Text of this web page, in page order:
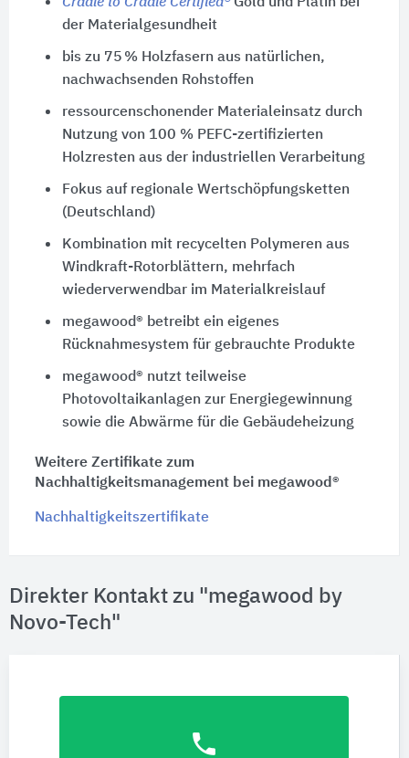
der Materialgesundheit
bis zu 75 % Holzfasern aus natürlichen,
nachwachsenden Rohstoffen
ressourcenschonender Materialeinsatz durch
Nutzung von 100 % PEFC-zertifizierten
Holzresten aus der industriellen Verarbeitung
Fokus auf regionale Wertschöpfungsketten
(Deutschland)
Kombination mit recycelten Polymeren aus
Windkraft-Rotorblättern, mehrfach
wiederverwendbar im Materialkreislauf
megawood® betreibt ein eigenes
Rücknahmesystem für gebrauchte Produkte
megawood® nutzt teilweise
Photovoltaikanlagen zur Energiegewinnung
sowie die Abwärme für die Gebäudeheizung
Weitere Zertifikate zum
Nachhaltigkeitsmanagement bei megawood®
Nachhaltigkeitszertifikate
Direkter Kontakt zu "megawood by
Novo-Tech"
phone